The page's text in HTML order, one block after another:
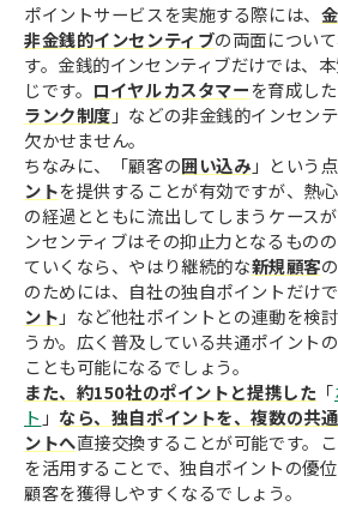
ポイントサービスを実施する際には、
非金銭的インセンティブの両面につい
す。金銭的インセンティブだけでは、
じです。 ロイヤルカスタマーを育成し
ランク制度 」などの非金銭的インセン
欠かせません。
ちなみに、「顧客の囲い込み 」という
ントを提供することが有効ですが、熱
の経過とともに流出してしまうケース
ンセンティブはその抑止力となるもの
ていくなら、やはり継続的な新規顧客
のためには、自社の独自ポイントだけ
ント 」など他社ポイントとの連動を検
うか。広く普及している共通ポイント
ことも可能になるでしょう。
また、約150社のポイントと提携した 「
ト 」 なら、独自ポイントを、複数の共
ントへ直接交換することが可能です。
を活用することで、独自ポイントの優
顧客を獲得しやすくなるでしょう。